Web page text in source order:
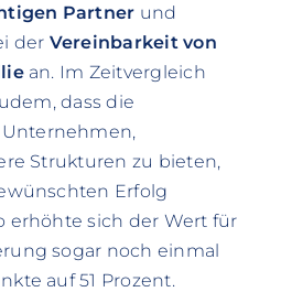
Partner und
der Vereinbarkeit von
an. Im Zeitvergleich
dass die
Strukturen zu bieten,
Erfolg
erhöhte sich der Wert für
sogar noch einmal
auf 51 Prozent.